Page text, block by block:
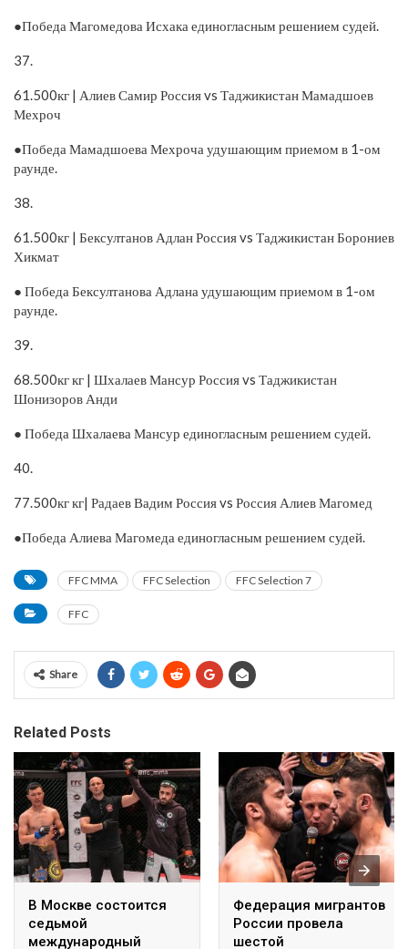
●Победа Магомедова Исхака единогласным решением судей.
37.
61.500кг | Алиев Самир Россия vs Таджикистан Мамадшоев
Мехроч
●Победа Мамадшоева Мехроча удушающим приемом в 1-ом
раунде.
38.
61.500кг | Бексултанов Адлан Россия vs Таджикистан Борониев
Хикмат
● Победа Бексултанова Адлана удушающим приемом в 1-ом
раунде.
39.
68.500кг кг | Шхалаев Мансур Россия vs Таджикистан
Шонизоров Анди
● Победа Шхалаева Мансур единогласным решением судей.
40.
77.500кг кг| Радаев Вадим Россия vs Россия Алиев Магомед
●Победа Алиева Магомеда единогласным решением судей.
FFC MMA FFC Selection FFC Selection 7
FFC
Share
Related Posts
В Москве состоится
седьмой
международный
Федерация мигрантов
России провела
шестой